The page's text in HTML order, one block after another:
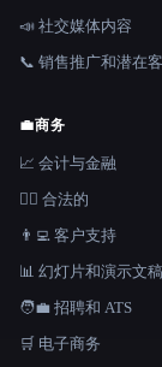
📣 社交媒体内容
📞 销售推广和潜在
💼商务
📈 会计与金融
👩‍⚖️ 合法的
👨‍💻 客户支持
📊 幻灯片和演示文稿
🧑‍💼 招聘和 ATS
🛒 电子商务